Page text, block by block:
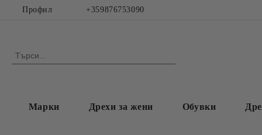
Профил +359876753090
Марки Дрехи за жени Обувки